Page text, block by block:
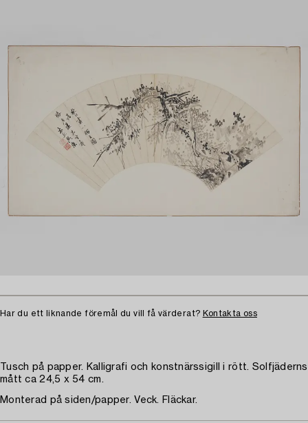
Har du ett liknande föremål du vill få värderat? Kontakta oss
Tusch på papper. Kalligrafi och konstnärssigill i rött. Solfjäderns
mått ca 24,5 x 54 cm.
Monterad på siden/papper. Veck. Fläckar.